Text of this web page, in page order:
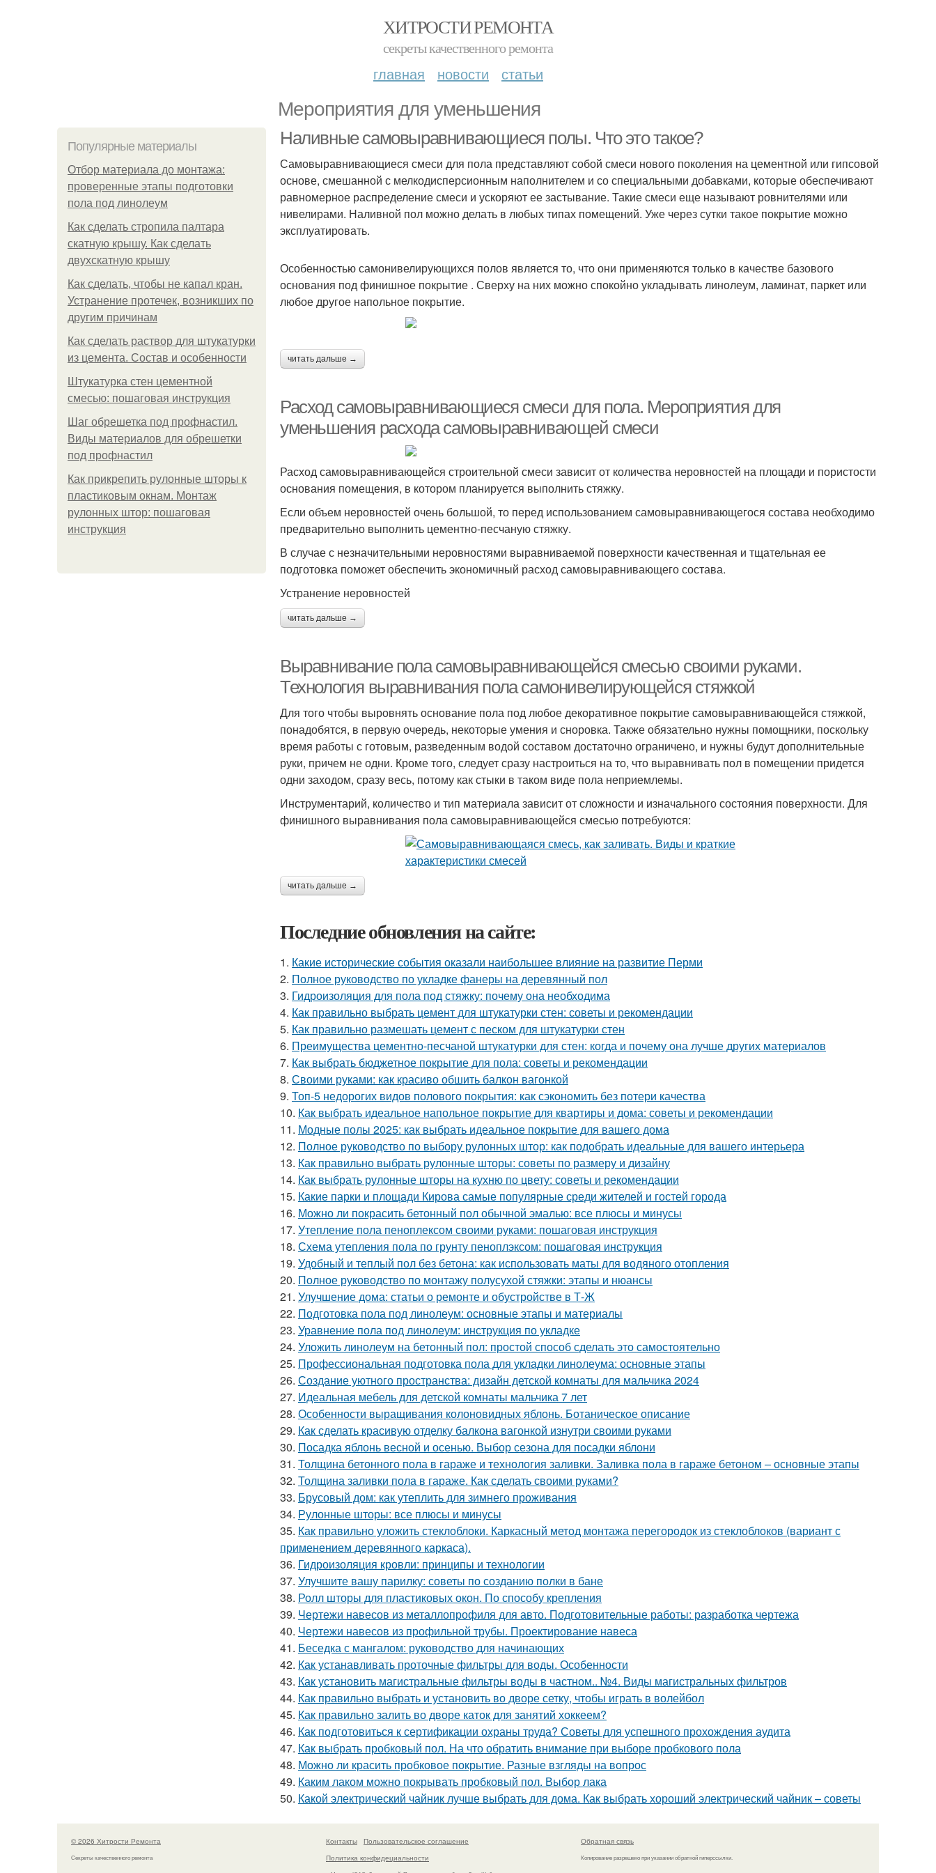
ХИТРОСТИ РЕМОНТА
секреты качественного ремонта
главная новости статьи
Мероприятия для уменьшения
Популярные материалы
Отбор материала до монтажа:
проверенные этапы подготовки
пола под линолеум
Как сделать стропила палтара
скатную крышу. Как сделать
двухскатную крышу
Как сделать, чтобы не капал кран.
Устранение протечек, возникших по
другим причинам
Как сделать раствор для штукатурки
из цемента. Состав и особенности
Штукатурка стен цементной
смесью: пошаговая инструкция
Шаг обрешетка под профнастил.
Виды материалов для обрешетки
под профнастил
Как прикрепить рулонные шторы к
пластиковым окнам. Монтаж
рулонных штор: пошаговая
инструкция
Наливные самовыравнивающиеся полы. Что это такое?
Самовыравнивающиеся смеси для пола представляют собой смеси нового поколения на цементной или гипсовой
основе, смешанной с мелкодисперсионным наполнителем и со специальными добавками, которые обеспечивают
равномерное распределение смеси и ускоряют ее застывание. Такие смеси еще называют ровнителями или
нивелирами. Наливной пол можно делать в любых типах помещений. Уже через сутки такое покрытие можно
эксплуатировать.
Особенностью самонивелирующихся полов является то, что они применяются только в качестве базового
основания под финишное покрытие . Сверху на них можно спокойно укладывать линолеум, ламинат, паркет или
любое другое напольное покрытие.
читать дальше →
Расход самовыравнивающиеся смеси для пола. Мероприятия для
уменьшения расхода самовыравнивающей смеси
Расход самовыравнивающейся строительной смеси зависит от количества неровностей на площади и пористости
основания помещения, в котором планируется выполнить стяжку.
Если объем неровностей очень большой, то перед использованием самовыравнивающегося состава необходимо
предварительно выполнить цементно-песчаную стяжку.
В случае с незначительными неровностями выравниваемой поверхности качественная и тщательная ее
подготовка поможет обеспечить экономичный расход самовыравнивающего состава.
Устранение неровностей
читать дальше →
Выравнивание пола самовыравнивающейся смесью своими руками.
Технология выравнивания пола самонивелирующейся стяжкой
Для того чтобы выровнять основание пола под любое декоративное покрытие самовыравнивающейся стяжкой,
понадобятся, в первую очередь, некоторые умения и сноровка. Также обязательно нужны помощники, поскольку
время работы с готовым, разведенным водой составом достаточно ограничено, и нужны будут дополнительные
руки, причем не одни. Кроме того, следует сразу настроиться на то, что выравнивать пол в помещении придется
одни заходом, сразу весь, потому как стыки в таком виде пола неприемлемы.
Инструментарий, количество и тип материала зависит от сложности и изначального состояния поверхности. Для
финишного выравнивания пола самовыравнивающейся смесью потребуются:
читать дальше →
Последние обновления на сайте:
1. Какие исторические события оказали наибольшее влияние на развитие Перми
2. Полное руководство по укладке фанеры на деревянный пол
3. Гидроизоляция для пола под стяжку: почему она необходима
4. Как правильно выбрать цемент для штукатурки стен: советы и рекомендации
5. Как правильно размешать цемент с песком для штукатурки стен
6. Преимущества цементно-песчаной штукатурки для стен: когда и почему она лучше других материалов
7. Как выбрать бюджетное покрытие для пола: советы и рекомендации
8. Своими руками: как красиво обшить балкон вагонкой
9. Топ-5 недорогих видов полового покрытия: как сэкономить без потери качества
10. Как выбрать идеальное напольное покрытие для квартиры и дома: советы и рекомендации
11. Модные полы 2025: как выбрать идеальное покрытие для вашего дома
12. Полное руководство по выбору рулонных штор: как подобрать идеальные для вашего интерьера
13. Как правильно выбрать рулонные шторы: советы по размеру и дизайну
14. Как выбрать рулонные шторы на кухню по цвету: советы и рекомендации
15. Какие парки и площади Кирова самые популярные среди жителей и гостей города
16. Можно ли покрасить бетонный пол обычной эмалью: все плюсы и минусы
17. Утепление пола пеноплексом своими руками: пошаговая инструкция
18. Схема утепления пола по грунту пеноплэксом: пошаговая инструкция
19. Удобный и теплый пол без бетона: как использовать маты для водяного отопления
20. Полное руководство по монтажу полусухой стяжки: этапы и нюансы
21. Улучшение дома: статьи о ремонте и обустройстве в Т-Ж
22. Подготовка пола под линолеум: основные этапы и материалы
23. Уравнение пола под линолеум: инструкция по укладке
24. Уложить линолеум на бетонный пол: простой способ сделать это самостоятельно
25. Профессиональная подготовка пола для укладки линолеума: основные этапы
26. Создание уютного пространства: дизайн детской комнаты для мальчика 2024
27. Идеальная мебель для детской комнаты мальчика 7 лет
28. Особенности выращивания колоновидных яблонь. Ботаническое описание
29. Как сделать красивую отделку балкона вагонкой изнутри своими руками
30. Посадка яблонь весной и осенью. Выбор сезона для посадки яблони
31. Толщина бетонного пола в гараже и технология заливки. Заливка пола в гараже бетоном – основные этапы
32. Толщина заливки пола в гараже. Как сделать своими руками?
33. Брусовый дом: как утеплить для зимнего проживания
34. Рулонные шторы: все плюсы и минусы
35. Как правильно уложить стеклоблоки. Каркасный метод монтажа перегородок из стеклоблоков (вариант с
применением деревянного каркаса).
36. Гидроизоляция кровли: принципы и технологии
37. Улучшите вашу парилку: советы по созданию полки в бане
38. Ролл шторы для пластиковых окон. По способу крепления
39. Чертежи навесов из металлопрофиля для авто. Подготовительные работы: разработка чертежа
40. Чертежи навесов из профильной трубы. Проектирование навеса
41. Беседка с мангалом: руководство для начинающих
42. Как устанавливать проточные фильтры для воды. Особенности
43. Как установить магистральные фильтры воды в частном.. №4. Виды магистральных фильтров
44. Как правильно выбрать и установить во дворе сетку, чтобы играть в волейбол
45. Как правильно залить во дворе каток для занятий хоккеем?
46. Как подготовиться к сертификации охраны труда? Советы для успешного прохождения аудита
47. Как выбрать пробковый пол. На что обратить внимание при выборе пробкового пола
48. Можно ли красить пробковое покрытие. Разные взгляды на вопрос
49. Каким лаком можно покрывать пробковый пол. Выбор лака
50. Какой электрический чайник лучше выбрать для дома. Как выбрать хороший электрический чайник – советы
© 2026 Хитрости Ремонта
Секреты качественного ремонта
Контакты
Пользовательское соглашение
Политика конфидециальности
Обратная связь
Копирование разрешено при указании обратной гиперссылки.